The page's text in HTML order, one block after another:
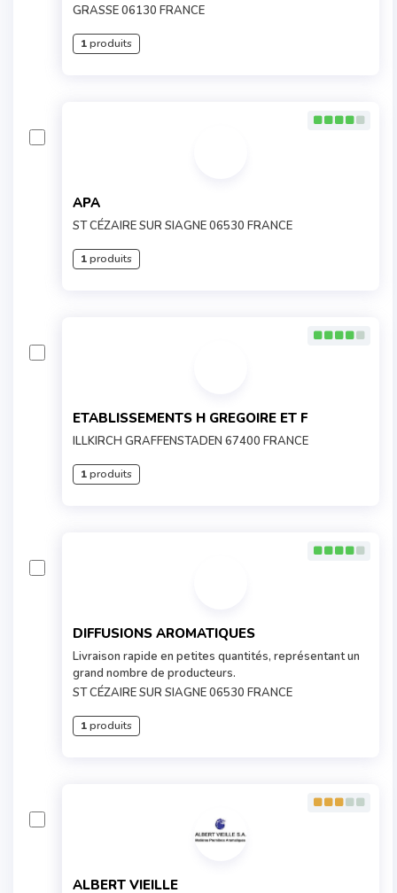
GRASSE 06130 FRANCE
1produits
APA
ST CÉZAIRE SUR SIAGNE 06530 FRANCE
1produits
ETABLISSEMENTS H GREGOIRE ET F
ILLKIRCH GRAFFENSTADEN 67400 FRANCE
1produits
DIFFUSIONS AROMATIQUES
Livraison rapide en petites quantités, représentant un
grand nombre de producteurs.
ST CÉZAIRE SUR SIAGNE 06530 FRANCE
1produits
ALBERT VIEILLE